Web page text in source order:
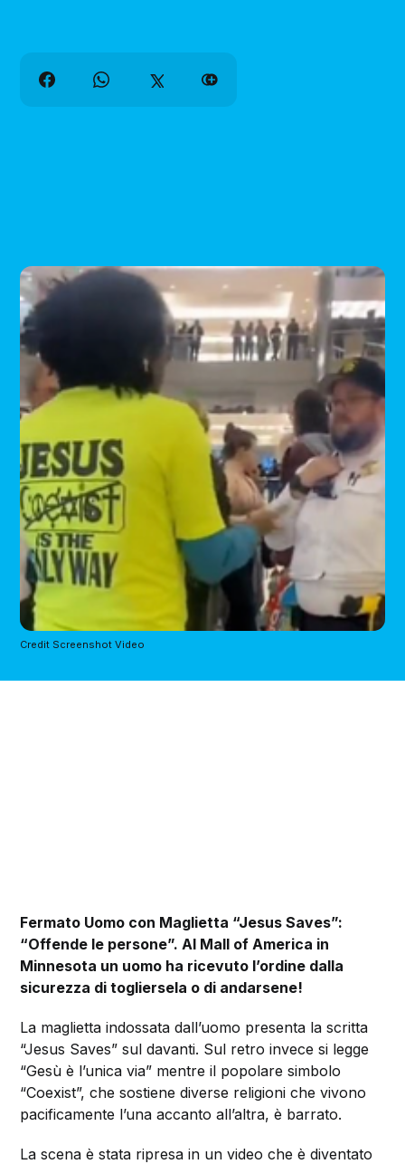
Credit Screenshot Video
Fermato Uomo con Maglietta “Jesus Saves”:
“Offende le persone”. Al Mall of America in
Minnesota un uomo ha ricevuto l’ordine dalla
sicurezza di togliersela o di andarsene!
La maglietta indossata dall’uomo presenta la scritta
“Jesus Saves” sul davanti. Sul retro invece si legge
“Gesù è l’unica via” mentre il popolare simbolo
“Coexist”, che sostiene diverse religioni che vivono
pacificamente l’una accanto all’altra, è barrato.
La scena è stata ripresa in un video che è diventato